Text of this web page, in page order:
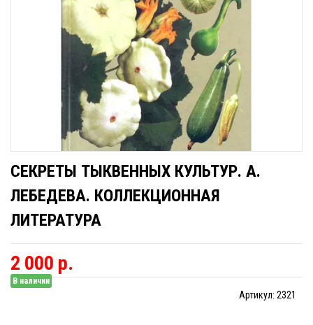
СЕКРЕТЫ ТЫКВЕННЫХ КУЛЬТУР. А.
ЛЕБЕДЕВА. КОЛЛЕКЦИОННАЯ
ЛИТЕРАТУРА
2 000 р.
В наличии
Артикул: 2321